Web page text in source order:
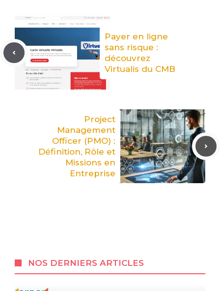
Payer en ligne
sans risque :
découvrez
Virtualis du CMB
Project
Management
Officer (PMO) :
Définition, Rôle et
Missions en
Entreprise
NOS DERNIERS ARTICLES